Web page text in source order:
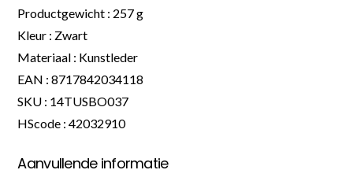
Productgewicht : 257 g
Kleur : Zwart
Materiaal : Kunstleder
EAN : 8717842034118
SKU : 14TUSBO037
HScode : 42032910
Aanvullende informatie